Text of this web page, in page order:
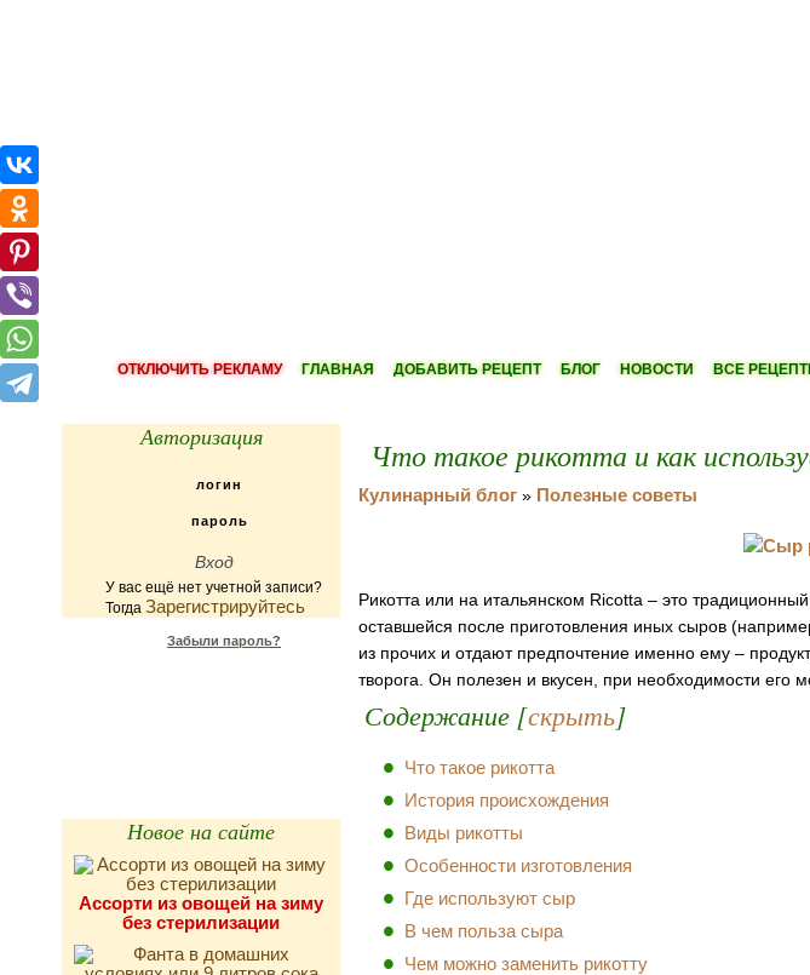
ОТКЛЮЧИТЬ РЕКЛАМУ ГЛАВНАЯ ДОБАВИТЬ РЕЦЕПТ БЛОГ НОВОСТИ ВСЕ
Авторизация
У вас ещё нет учетной записи?
Тогда Зарегистрируйтесь
Забыли пароль?
Новое на сайте
Ассорти из овощей на зиму
без стерилизации
Что такое рикотта и как
Кулинарный блог » Полезные советы
Рикотта или на итальянском Ricotta – это
оставшейся после приготовления иных сыров
из прочих и отдают предпочтение именно ему –
творога. Он полезен и вкусен, при необходимости его
Содержание [скрыть]
Что такое рикотта
История происхождения
Виды рикотты
Особенности изготовления
Где используют сыр
В чем польза сыра
Чем можно заменить рикотту